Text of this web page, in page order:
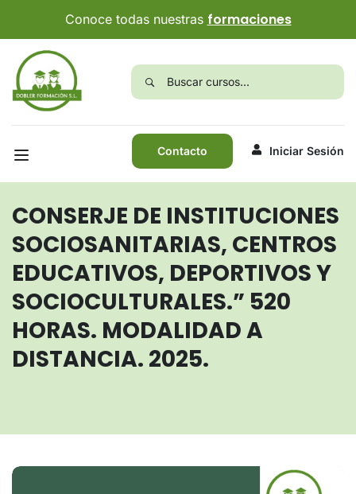
Conoce todas nuestras formaciones
Contacto Iniciar Sesión
CONSERJE DE INSTITUCIONES
SOCIOSANITARIAS, CENTROS
EDUCATIVOS, DEPORTIVOS Y
SOCIOCULTURALES.” 520
HORAS. MODALIDAD A
DISTANCIA. 2025.